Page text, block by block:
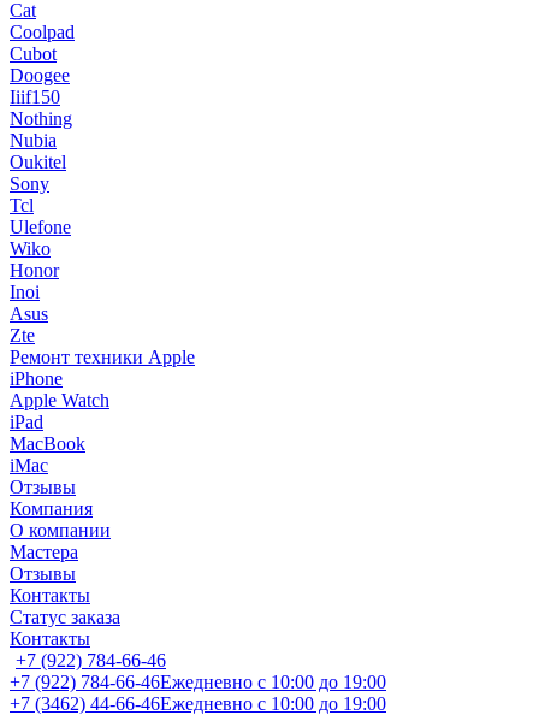
Cat
Coolpad
Cubot
Doogee
Iiif150
Nothing
Nubia
Oukitel
Sony
Tcl
Ulefone
Wiko
Honor
Inoi
Asus
Zte
Ремонт техники Apple
iPhone
Apple Watch
iPad
MacBook
iMac
Отзывы
Компания
О компании
Мастера
Отзывы
Контакты
Статус заказа
Контакты
+7 (922) 784-66-46
+7 (922) 784-66-46Ежедневно с 10:00 до 19:00
+7 (3462) 44-66-46Ежедневно с 10:00 до 19:00